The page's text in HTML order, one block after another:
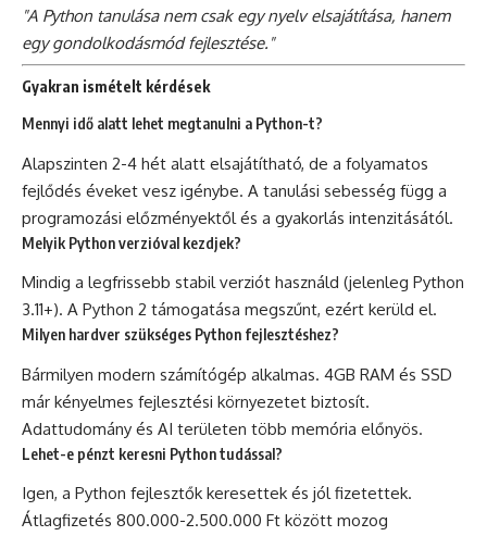
"A Python tanulása nem csak egy nyelv elsajátítása, hanem
egy gondolkodásmód fejlesztése."
Gyakran ismételt kérdések
Mennyi idő alatt lehet megtanulni a Python-t?
Alapszinten 2-4 hét alatt elsajátítható, de a folyamatos
fejlődés éveket vesz igénybe. A tanulási sebesség függ a
programozási előzményektől és a gyakorlás intenzitásától.
Melyik Python verzióval kezdjek?
Mindig a legfrissebb stabil verziót használd (jelenleg Python
3.11+). A Python 2 támogatása megszűnt, ezért kerüld el.
Milyen hardver szükséges Python fejlesztéshez?
Bármilyen modern számítógép alkalmas. 4GB RAM és SSD
már kényelmes fejlesztési környezetet biztosít.
Adattudomány és AI területen több memória előnyös.
Lehet-e pénzt keresni Python tudással?
Igen, a Python fejlesztők keresettek és jól fizetettek.
Átlagfizetés 800.000-2.500.000 Ft között mozog